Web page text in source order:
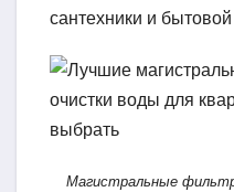
сантехники и бытовой
Магистральные